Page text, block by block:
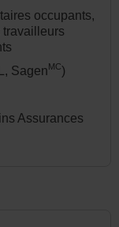
occupants,
SagenMC)
Assurances